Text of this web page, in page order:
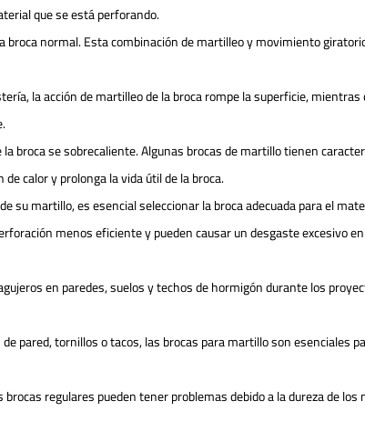
que se está perforando.
normal. Esta combinación de martilleo y movimiento
la acción de martilleo de la broca rompe la superficie,
broca se sobrecaliente. Algunas brocas de martillo tienen
calor y prolonga la vida útil de la broca.
martillo, es esencial seleccionar la broca adecuada para el
menos eficiente y pueden causar un desgaste excesivo
en paredes, suelos y techos de hormigón durante los
pared, tornillos o tacos, las brocas para martillo son esenciales
regulares pueden tener problemas debido a la dureza de los